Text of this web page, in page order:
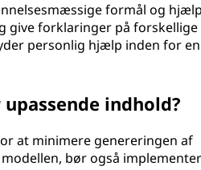
formål og
give forklaringer på forskellige
personlig hjælp inden for
indhold?
at minimere genereringen af
bør også